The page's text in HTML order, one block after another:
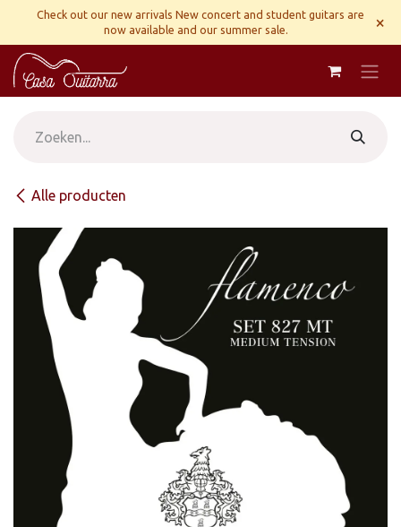
Overslaan naar inhoud
Check out our new arrivals New concert and student guitars are
now available and our summer sale.
×
Alle producten